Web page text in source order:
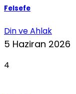
Felsefe
Din ve Ahlak
5 Haziran 2026
4